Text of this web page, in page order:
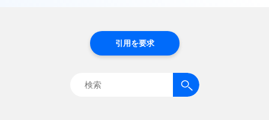
引用を要求
検